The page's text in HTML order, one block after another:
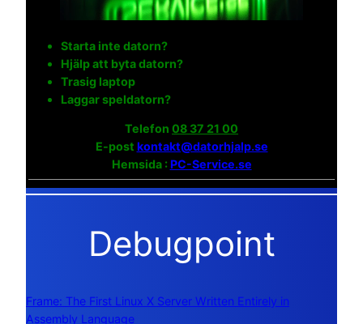
Starta inte datorn?
Hjälp att byta datorn?
Trasig laptop
Laggar speldatorn?
Telefon 08 37 21 00
E-post kontakt@datorhjalp.se
Hemsida :PC-Service.se
Debugpoint
Frame: The First Linux X Server Written Entirely in
Assembly Language